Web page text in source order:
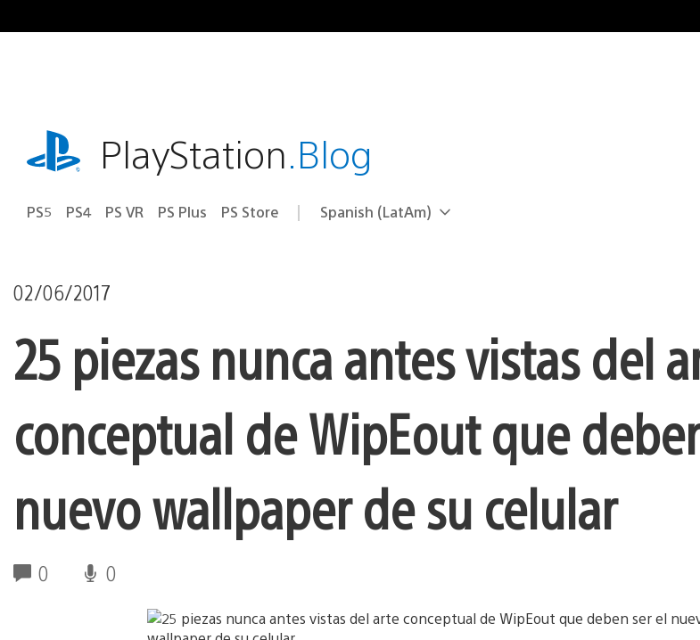
al
playstation.comPlayStation.Blog
PS5 PS4 PS VR PS Plus PS Store Elige
Región
Spanish (LatAm)
02/06/2017
25 piezas nunca antes vistas del
conceptual de WipEout que
nuevo wallpaper de su celular
0 0